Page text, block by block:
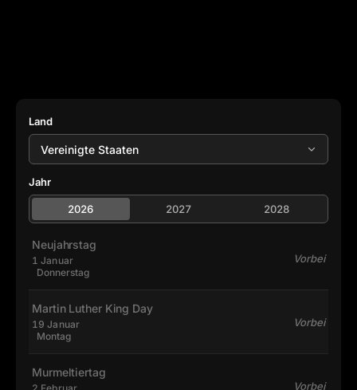
Land
Jahr
2026 2027 2028
1 Januar
Donnerstag
Neujahrstag
Vorbei
19 Januar
Montag
Martin Luther King Day
Vorbei
Murmeltiertag
Vorbei